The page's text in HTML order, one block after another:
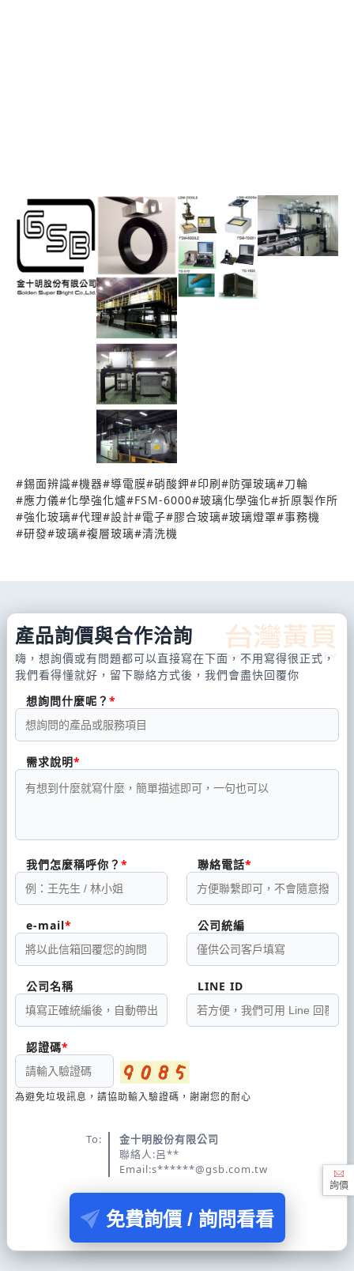
創光電(富士康)、日本旭硝子(AGC)橫濱廠、日本旭硝
子科技(ATG)靜岡廠、深圳旭硝子精細玻璃(旭硝子)。
2011 日系玻璃大廠磁性齒輪式編碼器 -Magnetic
Encoder A-type(弦波) T-type(方波) 光學檢測儀器 __
日本折原製造所 原裝進口 __應力檢測儀: FSM-
6000LE、FSM-7000H、LSM-901 __偏光儀: LSM-
4100LE、LSM-4400LE、LSM-3002、LSM-7000LE
__日本原廠培訓技師 最優質售後服務 玻璃加工設備
__化學強化爐、洗片機、切割機、膠合產線... 破壞性
檢測儀器 __落球衝擊測試機、抗壓測試機... 工業原料
__日本原裝導電膜、以色列原裝硝酸鉀... 玻璃成品 __
強化玻璃、膠合玻璃、複層玻璃、防火玻璃、防彈玻
璃... Tel: 03-562-0329 Fax: 03-516-7229 Cell:
0929-536-399 E-mail: service@gsb.com.tw
Website: www.gsb.com.tw
#錫面辨識#機器#導電膜#硝酸鉀#印刷#防彈玻璃#刀輪
#應力儀#化學強化爐#FSM-6000#玻璃化學強化#折原製作所
#強化玻璃#代理#設計#電子#膠合玻璃#玻璃燈罩#事務機
#研發#玻璃#複層玻璃#清洗機
產品詢價與合作洽詢
嗨，想詢價或有問題都可以直接寫在下面，不用寫得很正式，
我們看得懂就好，留下聯絡方式後，我們會盡快回覆你
想詢問什麼呢？
需求說明
我們怎麼稱呼你？ 聯絡電話
e-mail 公司統編
公司名稱 LINE ID
認證碼
為避免垃圾訊息，請協助輸入驗證碼，謝謝您的耐心
To:
金十明股份有限公司
聯絡人:呂**
Email:s******@gsb.com.tw
免費詢價 / 詢問看看
詢價